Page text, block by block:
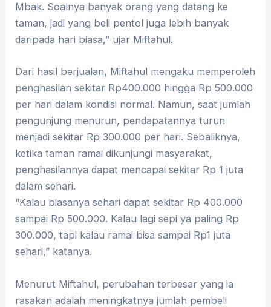
Mbak. Soalnya banyak orang yang datang ke
taman, jadi yang beli pentol juga lebih banyak
daripada hari biasa,” ujar Miftahul.
Dari hasil berjualan, Miftahul mengaku memperoleh
penghasilan sekitar Rp400.000 hingga Rp 500.000
per hari dalam kondisi normal. Namun, saat jumlah
pengunjung menurun, pendapatannya turun
menjadi sekitar Rp 300.000 per hari. Sebaliknya,
ketika taman ramai dikunjungi masyarakat,
penghasilannya dapat mencapai sekitar Rp 1 juta
dalam sehari.
“Kalau biasanya sehari dapat sekitar Rp 400.000
sampai Rp 500.000. Kalau lagi sepi ya paling Rp
300.000, tapi kalau ramai bisa sampai Rp1 juta
sehari,” katanya.
Menurut Miftahul, perubahan terbesar yang ia
rasakan adalah meningkatnya jumlah pembeli